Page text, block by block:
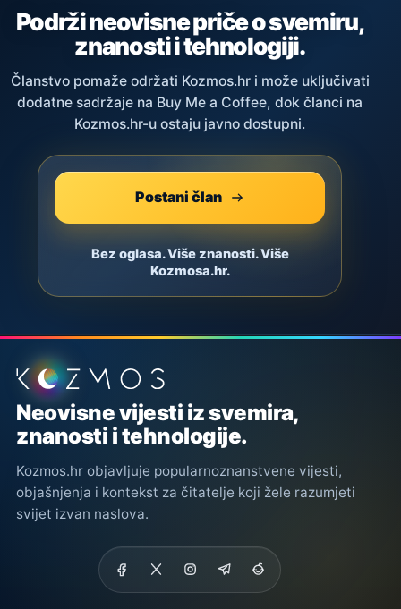
Podrži neovisne priče o svemiru,
znanosti i tehnologiji.
Članstvo pomaže održati Kozmos.hr i može uključivati
dodatne sadržaje na Buy Me a Coffee, dok članci na
Kozmos.hr-u ostaju javno dostupni.
Postani član
Bez oglasa. Više znanosti. Više
Kozmosa.hr.
Podnožje stranice
Neovisne vijesti iz svemira,
znanosti i tehnologije.
Kozmos.hr objavljuje popularnoznanstvene vijesti,
objašnjenja i kontekst za čitatelje koji žele razumjeti
svijet izvan naslova.